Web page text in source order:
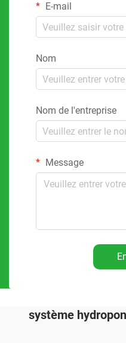
E-mail
Nom
Nom de l'entreprise
Message
système